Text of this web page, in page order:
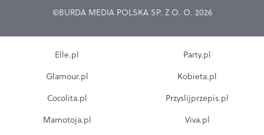
©BURDA MEDIA POLSKA SP. Z O. O. 2026
Elle.pl
Glamour.pl
Cocolita.pl
Mamotoja.pl
Party.pl
Kobieta.pl
Przyslijprzepis.pl
Viva.pl